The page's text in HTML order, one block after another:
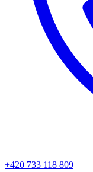
+420 733 118 809